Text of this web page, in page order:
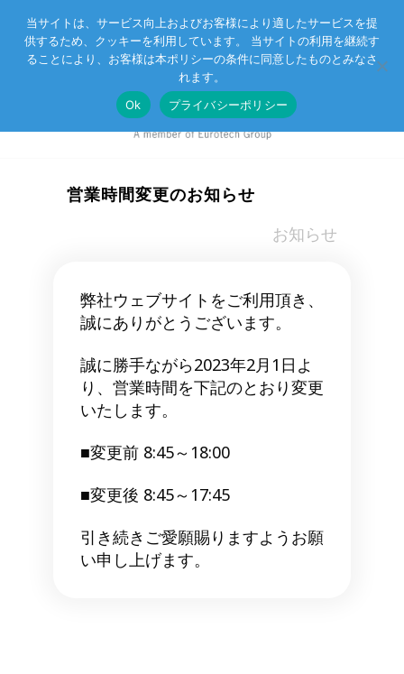
Eurotechグループ お客様サポート お問い合わせ
営業時間変更のお知らせ
お知らせ
弊社ウェブサイトをご利用頂き、
誠にありがとうございます。
誠に勝手ながら2023年2月1日よ
り、営業時間を下記のとおり変更
いたします。
■変更前 8:45～18:00
■変更後 8:45～17:45
引き続きご愛願賜りますようお願
い申し上げます。
当サイトは、サービス向上およびお客様により適したサービスを提
供するため、クッキーを利用しています。 当サイトの利用を継続す
ることにより、お客様は本ポリシーの条件に同意したものとみなさ
れます。
Ok
プライバシーポリシー